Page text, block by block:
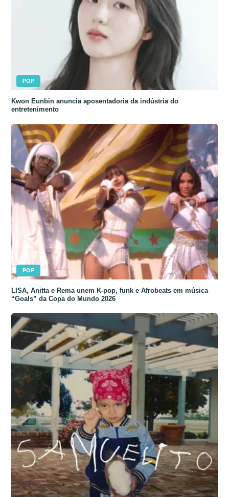
POP
Kwon Eunbin anuncia aposentadoria da indústria do
entretenimento
POP
LISA, Anitta e Rema unem K-pop, funk e Afrobeats em música
“Goals” da Copa do Mundo 2026